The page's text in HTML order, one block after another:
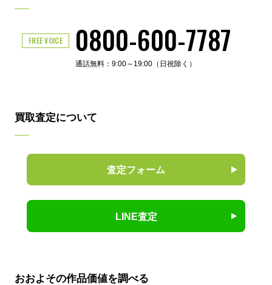
FREE VOICE 0800-600-7787
通話無料：9:00～19:00（日祝除く）
買取査定について
査定フォーム
LINE査定
おおよその作品価値を調べる